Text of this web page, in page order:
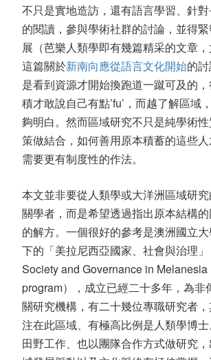
不只是實地造訪，還有語言學習、針
的閱讀，參與學術社群的討論，並得
展（芭樂人類學即有幾篇精采的文章
這篇關於新南向應從語言文化開始的
是看到資源才開始換跑道一蹴可及的
積才敢說自己有點’fu’，而越了解區域
夠明白。然而區域研究不只是純學術
策做結合，如何善用原本積蓄的這些
需要更有制度性的作法。
本文並非要從人類學或大洋洲區域研
關學者，而是希望透過指出原本結構
的解方。一個很好的參考是澳洲國立
下的「美拉尼西亞國家、社會與治理
Society and Governance in Melanesia
program），成立已經二十多年，為非
關研究機構，有二十幾位專職研究者
注在此區域、有極高比例是人類學博
田野工作、也以團隊合作方式做研究